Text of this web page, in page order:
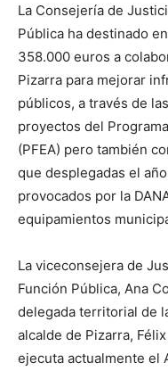
La Consejería de
Pública ha destinado
358.000 euros a
Pizarra para mejorar
públicos, a través de
proyectos del
(PFEA) pero también
que desplegadas el
provocados por la
equipamientos
La viceconsejera de
Función Pública, Ana
delegada territorial de
alcalde de Pizarra,
ejecuta actualmente el